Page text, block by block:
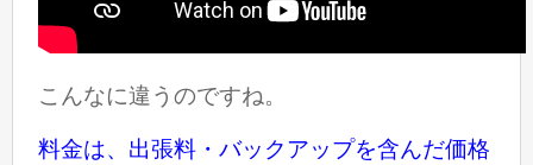
こんなに違うのですね。
料金は、出張料・バックアップを含んだ価格